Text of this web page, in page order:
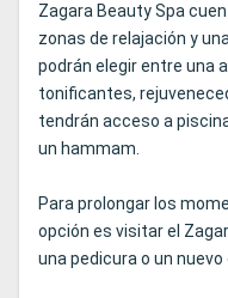
Zagara Beauty Spa
zonas de relajación y
podrán elegir entre una
tonificantes,
tendrán acceso a
un hammam.
Para prolongar los
opción es visitar el
una pedicura o un